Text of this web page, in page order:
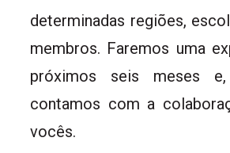
determinadas regiões,
membros. Faremos uma
próximos seis meses
contamos com a
vocês.